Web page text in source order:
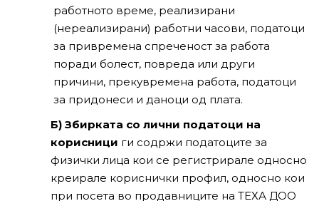
работното време, реализирани
(нереализирани) работни часови, податоци
за привремена спреченост за работа
поради болест, повреда или други
причини, прекувремена работа, податоци
за придонеси и даноци од плата.
Б) Збирката со лични податоци на
корисници ги содржи податоците за
физички лица кои се регистрирале односно
креирале кориснички профил, односно кои
при посета во продавниците на ТЕХА ДОО